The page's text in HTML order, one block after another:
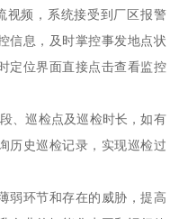
视频，系统接受到厂区报警
信息，及时掌控事发地点状
定位界面直接点击查看监控
、巡检点及巡检时长，如有
历史巡检记录，实现巡检过
弱环节和存在的威胁，提高